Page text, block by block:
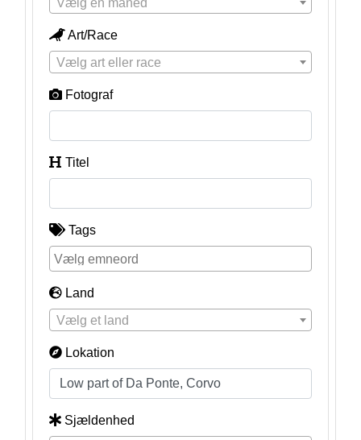
Vælg en måned
Art/Race
Vælg art eller race
Fotograf
Titel
Tags
Land
Vælg et land
Lokation
Sjældenhed